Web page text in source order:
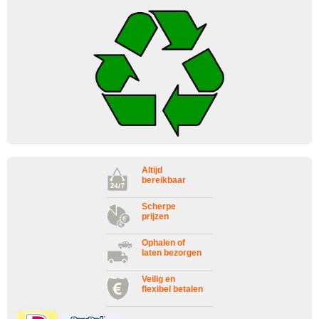
Altijd
bereikbaar
Scherpe
prijzen
Ophalen of
laten bezorgen
Veilig en
flexibel betalen